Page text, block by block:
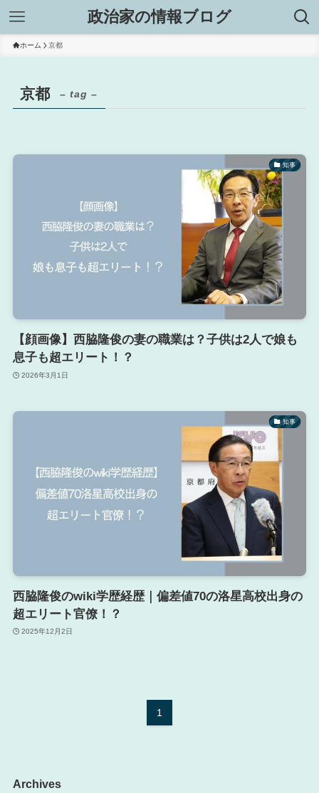
政治家の情報ブログ
ホーム 京都
京都 – tag –
知事
【顔画像】西脇隆俊の妻の職業は？子供は2人で娘も
息子も超エリート！？
2026年3月1日
知事
西脇隆俊のwiki学歴経歴｜偏差値70の洛星高校出身の
超エリート官僚！？
2025年12月2日
1
Archives